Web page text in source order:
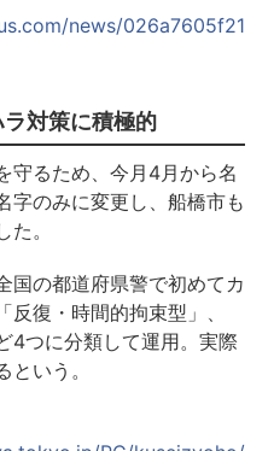
news/026a7605f21
対策に積極的
守るため、今月4月から名
字のみに変更し、船橋市も
。
国の都道府県警で初めてカ
復・時間的拘束型」、
4つに分類して運用。実際
いう。